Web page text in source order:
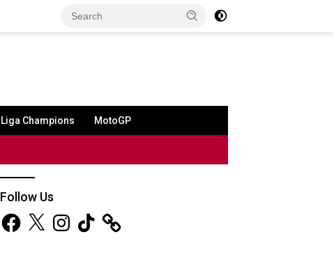
Liga Champions MotoGP
Follow Us
Facebook
X InstagramTikTok